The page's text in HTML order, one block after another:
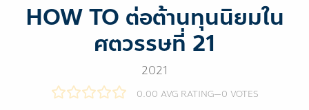
HOW TO ต่อต้านทุนนิยมใน
ศตวรรษที่ 21
2021
0.00 AVG RATING—0 VOTES